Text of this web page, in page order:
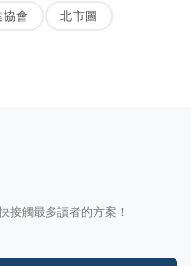
會 北市圖
接觸最多讀者的方案！